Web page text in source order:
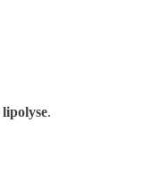
lipolyse.